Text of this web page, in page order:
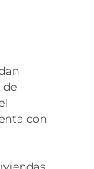
de
con